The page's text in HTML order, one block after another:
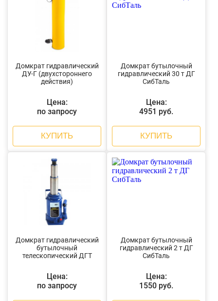
Домкрат гидравлический
ДУ-Г (двухстороннего
действия)
Цена:
по запросу
КУПИТЬ
Домкрат бутылочный
гидравлический 30 т ДГ
СибТаль
Цена:
4951 руб.
КУПИТЬ
Домкрат гидравлический
бутылочный
телескопический ДГТ
Цена:
по запросу
Домкрат бутылочный
гидравлический 2 т ДГ
СибТаль
Цена:
1550 руб.